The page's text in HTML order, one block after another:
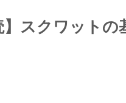
】スクワット